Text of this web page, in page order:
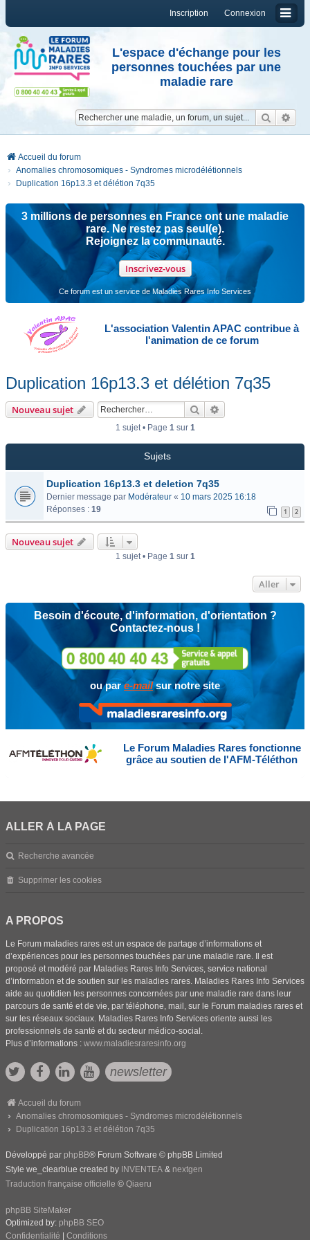
Connexion
Inscription
L'espace d'échange pour les
personnes touchées par une
maladie rare
Accueil du forum
Anomalies chromosomiques - Syndromes microdélétionnels
Duplication 16p13.3 et délétion 7q35
3 millions de personnes en France ont une maladie
rare. Ne restez pas seul(e).
Rejoignez la communauté.
Inscrivez-vous
Ce forum est un service de Maladies Rares Info Services
L'association Valentin APAC contribue à
l'animation de ce forum
Duplication 16p13.3 et délétion 7q35
Nouveau sujet Rechercher
1 sujet • Page 1sur 1
Sujets
Duplication 16p13.3 et deletion 7q35
Dernier message par Modérateur « 10 mars 2025 16:18
Réponses : 19 1 2
Nouveau sujet
1 sujet • Page 1sur 1
Aller
Besoin d'écoute, d'information, d'orientation ?
Contactez-nous !
ou pare-mailsur notre site
Le Forum Maladies Rares fonctionne
grâce au soutien de l'AFM-Téléthon
ALLER À LA PAGE
Recherche avancée
Supprimer les cookies
A PROPOS
Le Forum maladies rares est un espace de partage d’informations et
d’expériences pour les personnes touchées par une maladie rare. Il est
proposé et modéré par Maladies Rares Info Services, service national
d’information et de soutien sur les maladies rares. Maladies Rares Info Services
aide au quotidien les personnes concernées par une maladie rare dans leur
parcours de santé et de vie, par téléphone, mail, sur le Forum maladies rares et
sur les réseaux sociaux. Maladies Rares Info Services oriente aussi les
professionnels de santé et du secteur médico-social.
Plus d’informations : www.maladiesraresinfo.org
newsletter
Accueil du forum
Anomalies chromosomiques - Syndromes microdélétionnels
Duplication 16p13.3 et délétion 7q35
Développé par phpBB® Forum Software © phpBB Limited
Style we_clearblue created by INVENTEA & nextgen
Traduction française officielle © Qiaeru
phpBB SiteMaker
Optimized by: phpBB SEO
Confidentialité
Conditions